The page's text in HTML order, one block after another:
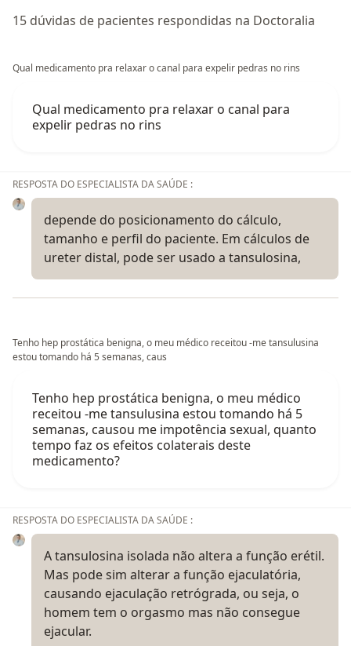
15 dúvidas de pacientes respondidas na Doctoralia
Qual medicamento pra relaxar o canal para expelir pedras no rins
Qual medicamento pra relaxar o canal para
expelir pedras no rins
RESPOSTA DO ESPECIALISTA DA SAÚDE :
depende do posicionamento do cálculo,
tamanho e perfil do paciente. Em cálculos de
ureter distal, pode ser usado a tansulosina,
Tenho hep prostática benigna, o meu médico receitou -me tansulusina
estou tomando há 5 semanas, caus
Tenho hep prostática benigna, o meu médico
receitou -me tansulusina estou tomando há 5
semanas, causou me impotência sexual, quanto
tempo faz os efeitos colaterais deste
medicamento?
RESPOSTA DO ESPECIALISTA DA SAÚDE :
A tansulosina isolada não altera a função erétil.
Mas pode sim alterar a função ejaculatória,
causando ejaculação retrógrada, ou seja, o
homem tem o orgasmo mas não consegue
ejacular.